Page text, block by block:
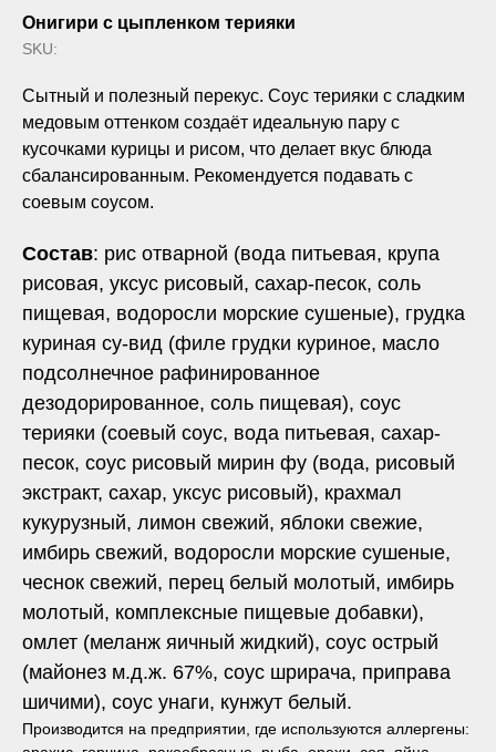
Онигири с цыпленком терияки
SKU:
Сытный и полезный перекус. Соус терияки с сладким
медовым оттенком создаёт идеальную пару с
кусочками курицы и рисом, что делает вкус блюда
сбалансированным. Рекомендуется подавать с
соевым соусом.
Состав: рис отварной (вода питьевая, крупа
рисовая, уксус рисовый, сахар-песок, соль
пищевая, водоросли морские сушеные), грудка
куриная су-вид (филе грудки куриное, масло
подсолнечное рафинированное
дезодорированное, соль пищевая), соус
терияки (соевый соус, вода питьевая, сахар-
песок, соус рисовый мирин фу (вода, рисовый
экстракт, сахар, уксус рисовый), крахмал
кукурузный, лимон свежий, яблоки свежие,
имбирь свежий, водоросли морские сушеные,
чеснок свежий, перец белый молотый, имбирь
молотый, комплексные пищевые добавки),
омлет (меланж яичный жидкий), соус острый
(майонез м.д.ж. 67%, соус шрирача, приправа
шичими), соус унаги, кунжут белый.
Производится на предприятии, где используются аллергены: